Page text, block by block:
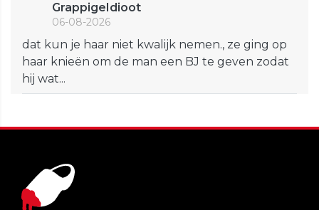
GrappigeIdioot
06-08-2026
dat kun je haar niet kwalijk nemen., ze ging op
haar knieën om de man een BJ te geven zodat
hij wat...